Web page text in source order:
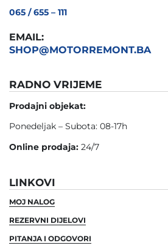
065 / 655 – 111
EMAIL:
SHOP@MOTORREMONT.BA
RADNO VRIJEME
Prodajni objekat:
Ponedeljak – Subota: 08-17h
Online prodaja: 24/7
LINKOVI
MOJ NALOG
REZERVNI DIJELOVI
PITANJA I ODGOVORI